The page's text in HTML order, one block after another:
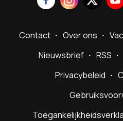
Contact Over ons
Nieuwsbrief
RSS
Privacybeleid